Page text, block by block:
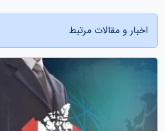
اخبار و مقالات مرتبط